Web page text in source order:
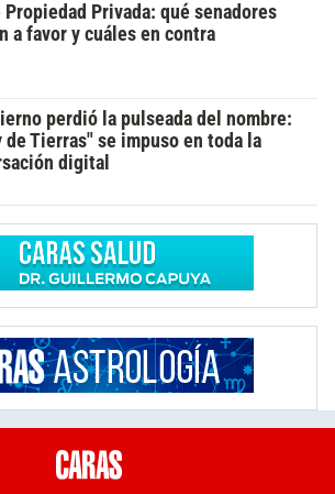
Propiedad Privada: qué senadores
a favor y cuáles en contra
perdió la pulseada del nombre:
de Tierras" se impuso en toda la
digital